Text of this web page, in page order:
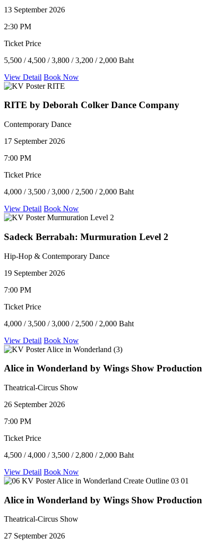
13 September 2026
2:30 PM
Ticket Price
5,500 / 4,500 / 3,800 / 3,200 / 2,000 Baht
View Detail Book Now
RITE by Deborah Colker Dance Company
Contemporary Dance
17 September 2026
7:00 PM
Ticket Price
4,000 / 3,500 / 3,000 / 2,500 / 2,000 Baht
View Detail Book Now
Sadeck Berrabah: Murmuration Level 2
Hip-Hop & Contemporary Dance
19 September 2026
7:00 PM
Ticket Price
4,000 / 3,500 / 3,000 / 2,500 / 2,000 Baht
View Detail Book Now
Alice in Wonderland by Wings Show Production
Theatrical-Circus Show
26 September 2026
7:00 PM
Ticket Price
4,500 / 4,000 / 3,500 / 2,800 / 2,000 Baht
View Detail Book Now
Alice in Wonderland by Wings Show Production
Theatrical-Circus Show
27 September 2026